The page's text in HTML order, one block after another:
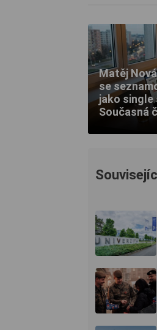
Matěj
se
jako single
Současná